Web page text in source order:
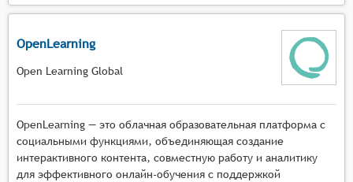
OpenLearning
Open Learning Global
OpenLearning — это облачная образовательная платформа с
социальными функциями, объединяющая создание
интерактивного контента, совместную работу и аналитику
для эффективного онлайн-обучения с поддержкой